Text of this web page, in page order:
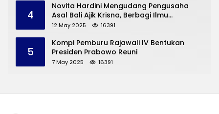
4
Novita Hardini Mengudang Pengusaha
Asal Bali Ajik Krisna, Berbagi Ilmu
Pengembangan Pariwisata dan UMKM
12 May 2025 16391
5
Kompi Pemburu Rajawali IV Bentukan
Presiden Prabowo Reuni
7 May 2025 16391